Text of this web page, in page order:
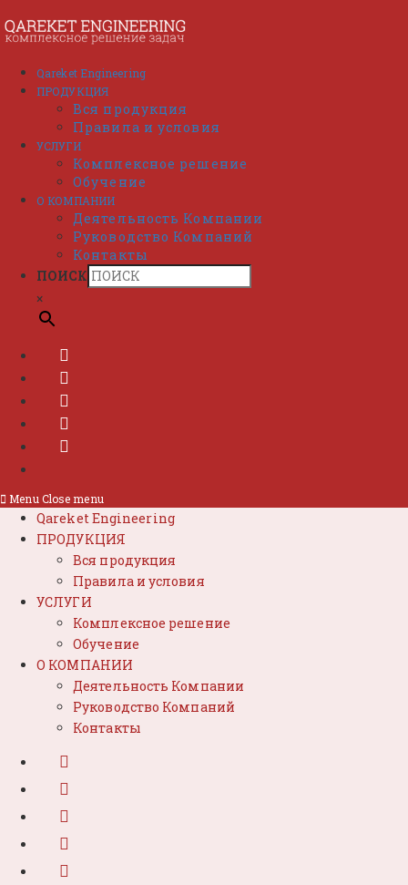
к
содержимому
Qareket Engineering
ПРОДУКЦИЯ
Вся продукция
Правила и условия
УСЛУГИ
Комплексное решение
Обучение
О КОМПАНИИ
Деятельность Компании
Руководство Компаний
Контакты
ПОИСК
×
Menu Close menu
Qareket Engineering
ПРОДУКЦИЯ
Вся продукция
Правила и условия
УСЛУГИ
Комплексное решение
Обучение
О КОМПАНИИ
Деятельность Компании
Руководство Компаний
Контакты